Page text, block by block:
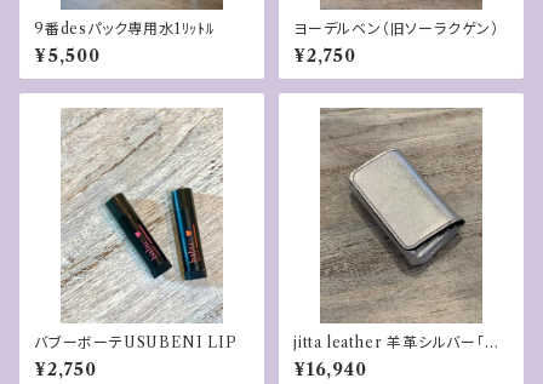
9番desパック専用水1ﾘｯﾄﾙ
¥5,500
ヨーデルベン（旧ソーラクゲン）
¥2,750
バブーボーテUSUBENI LIP
¥2,750
jitta leather 羊革シルバー「FU
KU」財布
¥16,940